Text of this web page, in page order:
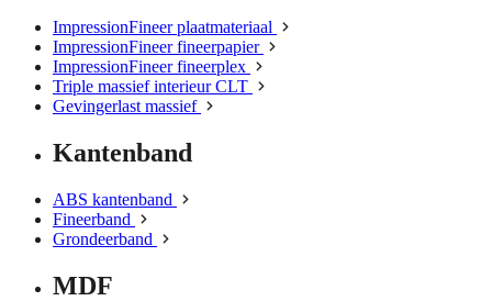
ImpressionFineer plaatmateriaal
ImpressionFineer fineerpapier
ImpressionFineer fineerplex
Triple massief interieur CLT
Gevingerlast massief
Kantenband
ABS kantenband
Fineerband
Grondeerband
MDF